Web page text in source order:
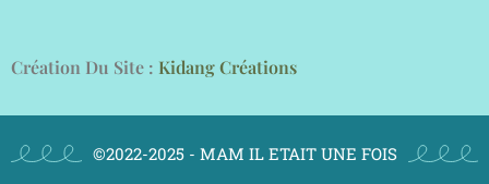
Création Du Site : Kidang Créations
©2022-2025 - MAM IL ETAIT UNE FOIS